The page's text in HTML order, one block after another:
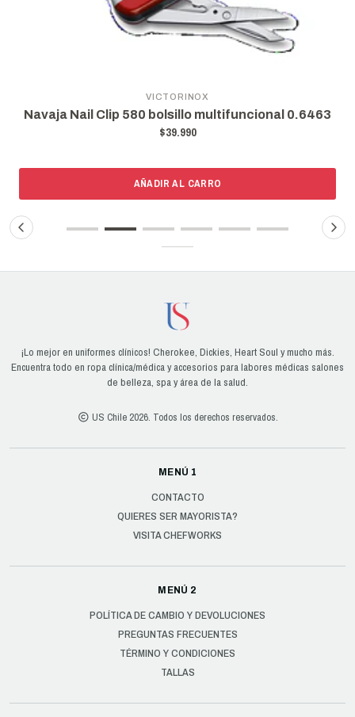
VICTORINOX
Navaja Nail Clip 580 bolsillo multifuncional 0.6463
$39.990
AÑADIR AL CARRO
¡Lo mejor en uniformes clínicos! Cherokee, Dickies, Heart Soul y mucho más.
Encuentra todo en ropa clínica/médica y accesorios para labores médicas salones
de belleza, spa y área de la salud.
US Chile 2026. Todos los derechos reservados.
MENÚ 1
CONTACTO
QUIERES SER MAYORISTA?
VISITA CHEFWORKS
MENÚ 2
POLÍTICA DE CAMBIO Y DEVOLUCIONES
PREGUNTAS FRECUENTES
TÉRMINO Y CONDICIONES
TALLAS